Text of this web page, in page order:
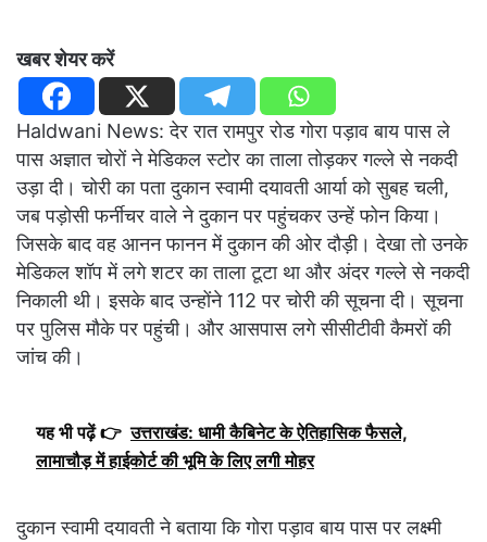
खबर शेयर करें
Haldwani News: देर रात रामपुर रोड गोरा पड़ाव बाय पास ले
पास अज्ञात चोरों ने मेडिकल स्टोर का ताला तोड़कर गल्ले से नकदी
उड़ा दी। चोरी का पता दुकान स्वामी दयावती आर्या को सुबह चली,
जब पड़ोसी फर्नीचर वाले ने दुकान पर पहुंचकर उन्हें फोन किया।
जिसके बाद वह आनन फानन में दुकान की ओर दौड़ी। देखा तो उनके
मेडिकल शॉप में लगे शटर का ताला टूटा था और अंदर गल्ले से नकदी
निकाली थी। इसके बाद उन्होंने 112 पर चोरी की सूचना दी। सूचना
पर पुलिस मौके पर पहुंची। और आसपास लगे सीसीटीवी कैमरों की
जांच की।
यह भी पढ़ें 👉 उत्तराखंड: धामी कैबिनेट के ऐतिहासिक फैसले,
लामाचौड़ में हाईकोर्ट की भूमि के लिए लगी मोहर
दुकान स्वामी दयावती ने बताया कि गोरा पड़ाव बाय पास पर लक्ष्मी